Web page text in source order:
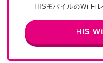
HISモバイルのWi-Fi
HIS